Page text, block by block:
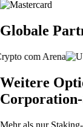
Globale
Weitere
Mehr als nur